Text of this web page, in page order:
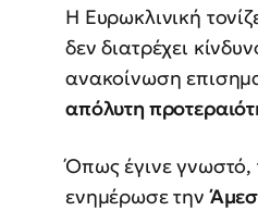
Η Ευρωκλινική
δεν διατρέχει
ανακοίνωση
απόλυτη
Όπως έγινε γνωστό,
ενημέρωσε την